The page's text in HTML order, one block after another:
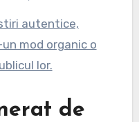
autentice,
mod organic o
lor.
de